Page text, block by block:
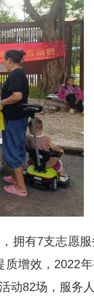
拥有7支志愿
增效，2022
动82场，服务人